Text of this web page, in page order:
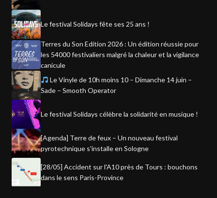
Le festival Solidays fête ses 25 ans !
Terres du Son Edition 2026 : Un édition réussie pour
les 54000 festivaliers malgré la chaleur et la vigilance
canicule
Le Vinyle de 10h moins 10 – Dimanche 14 juin –
Sade – Smooth Operator
Le festival Solidays célèbre la solidarité en musique !
[Agenda] Terre de feux – Un nouveau festival
pyrotechnique s'installe en Sologne
[28/05] Accident sur l'A10 près de Tours : bouchons
dans le sens Paris-Province